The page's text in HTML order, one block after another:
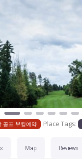
골프 부킹예약 Place Tags:
Map Reviews